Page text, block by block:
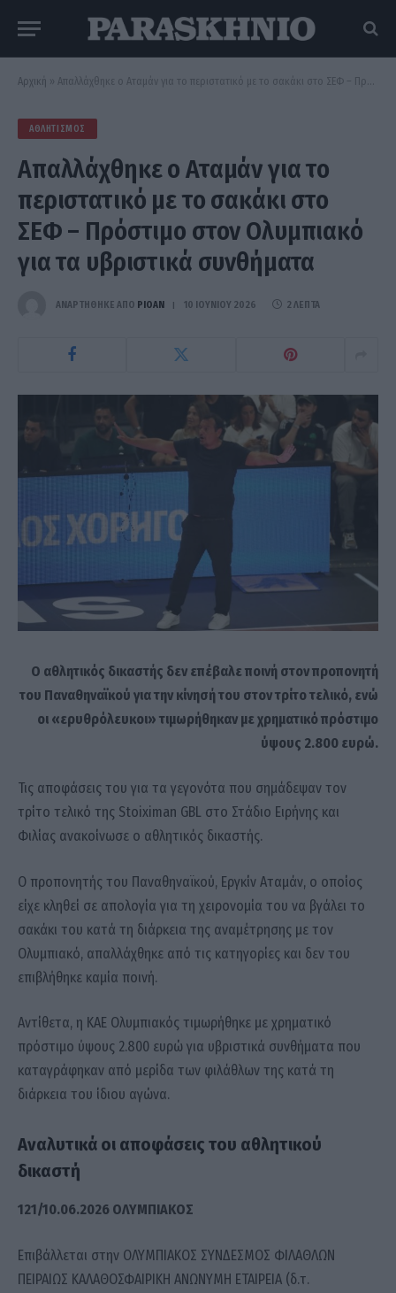
Αρχική » Απαλλάχθηκε ο Αταμάν για το περιστατικό με το σακάκι στο ΣΕΦ – Πρόστιμο στον Ολυμπιακό για τα υβριστικά συνθήματα
ΑΘΛΗΤΙΣΜΌΣ
Απαλλάχθηκε ο Αταμάν για το
περιστατικό με το σακάκι στο
ΣΕΦ – Πρόστιμο στον Ολυμπιακό
για τα υβριστικά συνθήματα
ΑΝΑΡΤΗΘΗΚΕ ΑΠΟ PIOAN 10 ΙΟΥΝΊΟΥ 2026 2 ΛΕΠΤΆ
Ο αθλητικός δικαστής δεν επέβαλε ποινή στον προπονητή
του Παναθηναϊκού για την κίνησή του στον τρίτο τελικό, ενώ
οι «ερυθρόλευκοι» τιμωρήθηκαν με χρηματικό πρόστιμο
ύψους 2.800 ευρώ.
Τις αποφάσεις του για τα γεγονότα που σημάδεψαν τον
τρίτο τελικό της Stoiximan GBL στο Στάδιο Ειρήνης και
Φιλίας ανακοίνωσε ο αθλητικός δικαστής.
Ο προπονητής του Παναθηναϊκού, Εργκίν Αταμάν, ο οποίος
είχε κληθεί σε απολογία για τη χειρονομία του να βγάλει το
σακάκι του κατά τη διάρκεια της αναμέτρησης με τον
Ολυμπιακό, απαλλάχθηκε από τις κατηγορίες και δεν του
επιβλήθηκε καμία ποινή.
Αντίθετα, η ΚΑΕ Ολυμπιακός τιμωρήθηκε με χρηματικό
πρόστιμο ύψους 2.800 ευρώ για υβριστικά συνθήματα που
καταγράφηκαν από μερίδα των φιλάθλων της κατά τη
διάρκεια του ίδιου αγώνα.
Αναλυτικά οι αποφάσεις του αθλητικού
δικαστή
121/10.06.2026 ΟΛΥΜΠΙΑΚΟΣ
Επιβάλλεται στην ΟΛΥΜΠΙΑΚΟΣ ΣΥΝΔΕΣΜΟΣ ΦΙΛΑΘΛΩΝ
ΠΕΙΡΑΙΩΣ ΚΑΛΑΘΟΣΦΑΙΡΙΚΗ ΑΝΩΝΥΜΗ ΕΤΑΙΡΕΙΑ (δ.τ.